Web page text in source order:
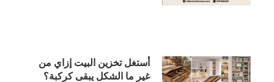
أستغل تخزين البيت إزاي من
غير ما الشكل يبقى كركبة؟